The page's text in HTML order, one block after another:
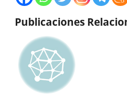
Publicaciones